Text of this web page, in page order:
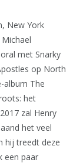
New York
met Snarky
op North
album The
het
zal Henry
het veel
hij treedt deze
een paar